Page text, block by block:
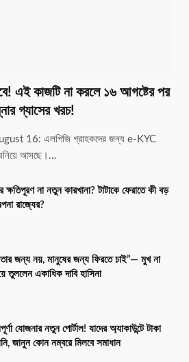
এই কাজটি না করলে ১৬ আগষ্টের পর
গ্যাসের খরচ!
16: এলপিজি গ্রাহকদের জন্য e-KYC
ঘনিয়ে আসছে।…
ক্ষতিপূরণ না নতুন কারখানা? টাটাকে ফেরাতে কী বড়
রাজ্যের?
জন্য নয়, মানুষের জন্য ফিরতে চাই”— মুখ না
তুললেন একাধিক দাবি হাসিনা
যোজনার নতুন পোর্টাল! যাদের অ্যাকাউন্টে টাকা
জানুন কোন নম্বরে মিলবে সমাধান